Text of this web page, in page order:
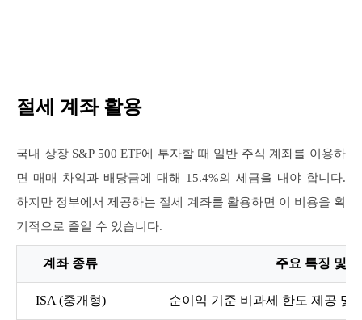
절세 계좌 활용
국내 상장 S&P 500 ETF에 투자할 때 일반 주식 계좌를 이용하
면 매매 차익과 배당금에 대해 15.4%의 세금을 내야 합니다.
하지만 정부에서 제공하는 절세 계좌를 활용하면 이 비용을 획
기적으로 줄일 수 있습니다.
계좌 종류 주요 특징 및
ISA (중개형) 순이익 기준 비과세 한도 제공 및